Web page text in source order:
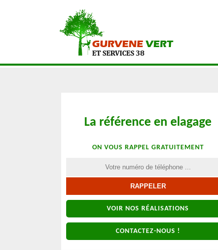
La référence en elagage
ON VOUS RAPPEL GRATUITEMENT
VOIR NOS RÉALISATIONS
CONTACTEZ-NOUS !